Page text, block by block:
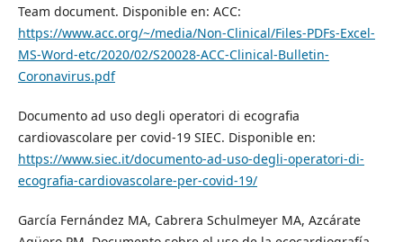
Team document. Disponible en: ACC:
https://www.acc.org/~/media/Non-Clinical/Files-PDFs-Excel-
MS-Word-etc/2020/02/S20028-ACC-Clinical-Bulletin-
Coronavirus.pdf
Documento ad uso degli operatori di ecograﬁa
cardiovascolare per covid-19 SIEC. Disponible en:
https://www.siec.it/documento-ad-uso-degli-operatori-di-
ecografia-cardiovascolare-per-covid-19/
García Fernández MA, Cabrera Schulmeyer MA, Azcárate